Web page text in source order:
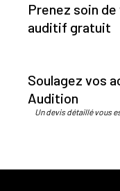
Prenez soin
auditif gratuit
Soulagez vos
Audition
Un devis détaillé vous